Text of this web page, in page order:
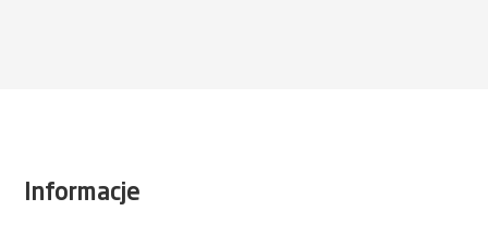
Informacje